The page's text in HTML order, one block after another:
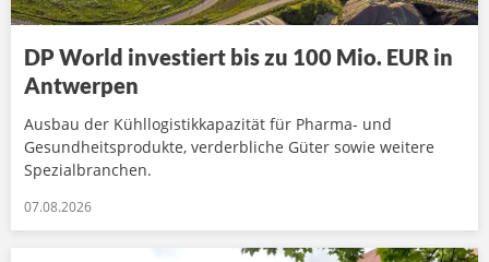
DP World investiert bis zu 100 Mio. EUR in
Antwerpen
Ausbau der Kühllogistikkapazität für Pharma- und
Gesundheitsprodukte, verderbliche Güter sowie weitere
Spezialbranchen.
07.08.2026